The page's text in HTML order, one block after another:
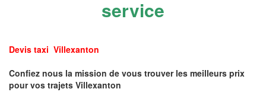
service
Devis taxi Villexanton
Confiez nous la mission de vous trouver les meilleurs prix
pour vos trajets Villexanton